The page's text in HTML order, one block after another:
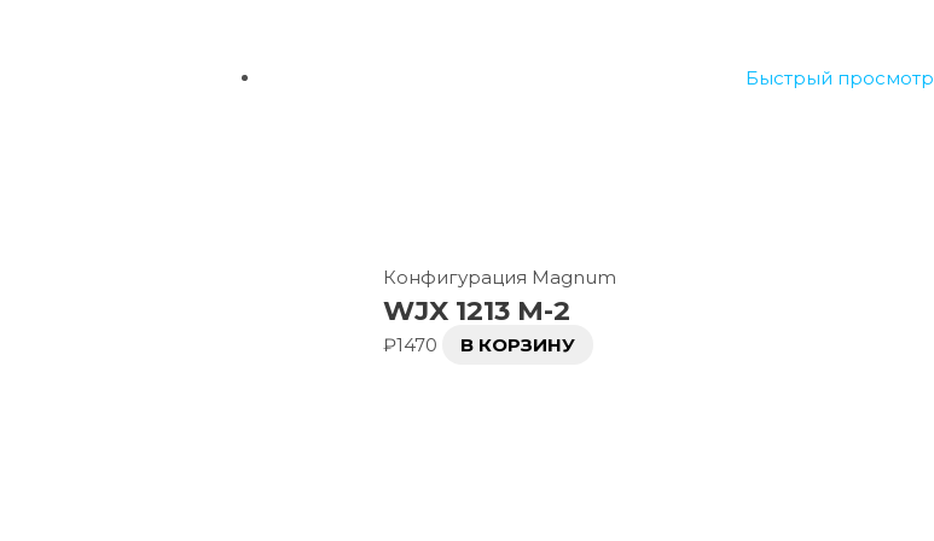
Быстрый просмотр
Конфигурация Magnum
WJX 1213 M-2
₽1470 В КОРЗИНУ